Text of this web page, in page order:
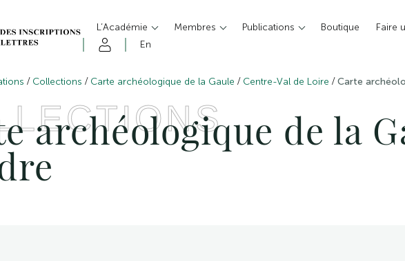
L’Académie Membres Publications Boutique Faire
En
/ Collections / Carte archéologique de la Gaule / Centre-Val de Loire /Carte
archéologique de la